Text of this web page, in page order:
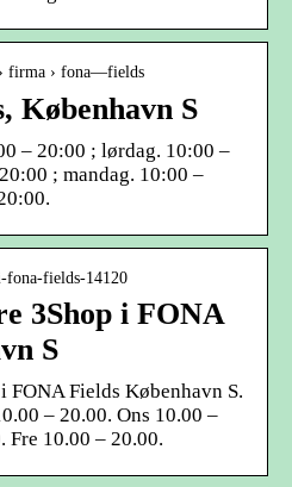
firma › fona—fields
København S
– 20:00 ; lørdag. 10:00 –
; mandag. 10:00 –
fona-fields-14120
3Shop i FONA
S
FONA Fields København S.
– 20.00. Ons 10.00 –
Fre 10.00 – 20.00.